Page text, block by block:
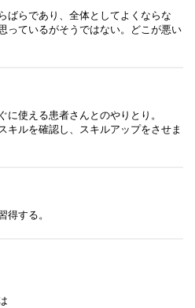
ばらであり、全体としてよくならな
っているがそうではない。どこが悪い
使える患者さんとのやりとり。
キルを確認し、スキルアップをさせま
得する。